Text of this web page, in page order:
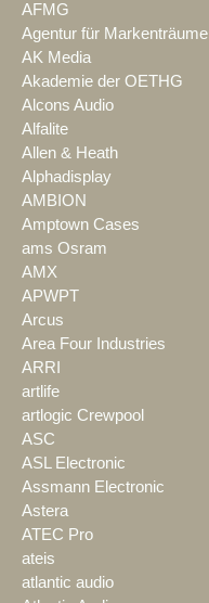
AFMG
Agentur für Markenträume
AK Media
Akademie der OETHG
Alcons Audio
Alfalite
Allen & Heath
Alphadisplay
AMBION
Amptown Cases
ams Osram
AMX
APWPT
Arcus
Area Four Industries
ARRI
artlife
artlogic Crewpool
ASC
ASL Electronic
Assmann Electronic
Astera
ATEC Pro
ateis
atlantic audio